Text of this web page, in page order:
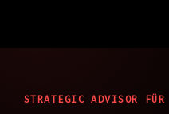
STRATEGIC ADVISOR FÜR